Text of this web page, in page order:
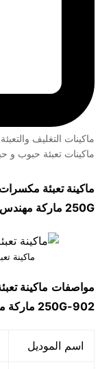
ماكينات التغليف والتعبئة
ماكينات تعبئة حبوب و
ماكينة تعبئة
250G ماركة
ماكينة
مواصفات ماكينة
902-250G
ماركة
اسم الموديل